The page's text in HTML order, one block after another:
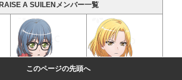
RAISE A SUILENメンバー一覧
ロック(Gt.) マスキング
このページの先頭へ